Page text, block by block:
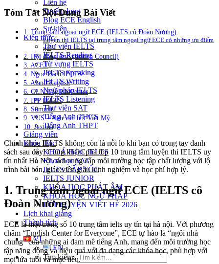
Liên hệ
Tuyển dụng
Blog ECE English
Sự kiện
Kiến thức
Thư viện IELTS
IELTS Reading
Từ vựng IELTS
IELTS Speaking
IELTS Writing
Ngữ pháp IELTS
IELTS Listening
Thư viện SAT
Tiếng Anh THCS
Tiếng Anh THPT
Giảng viên
Khóa Học
KHOÁ HỌC IELTS
Khoá học SAT
IELTS CẤP TỐC
IELTS JUNIOR
KHÓA HỌC PHÁT ÂM
KHOÁ HỌC NGỮ PHÁP
LỚP LUYỆN VIẾT HÈ 2026
Lịch khai giảng
Thành tích
VI
EN
Tìm kiếm:
Tóm Tắt Nội Dung Bài Viết
1. Trung tâm ngoại ngữ ECE (IELTS cô Đoàn Nương)
Luyện thi IELTS tại trung tâm ngoại ngữ ECE có những ưu điểm
gì?
2. Hội đồng Anh (British Council)
3. ACET
4. Ngọc Bách IELTS
5. Aland English
6. GLN English Center
7. IPP IELTS
8. Summit
9. VUS – Anh văn hội Việt Mỹ
10. Jaxtina
Chinh phục IELTS không còn là nỗi lo khi bạn có trong tay danh
sách sau đây! Cùng khám phá top 10 trung tâm luyện thi IELTS uy
tín nhất Hà Nội, nơi cung cấp môi trường học tập chất lượng với lộ
trình bài bản, giáo viên giàu kinh nghiệm và học phí hợp lý.
1. Trung tâm ngoại ngữ ECE (IELTS cô
Đoàn Nương)
ECE là một trong số 10 trung tâm ielts uy tín tại hà nội. Với phương
châm “English Center for Everyone”, ECE tự hào là “ngôi nhà
chung” của những ai đam mê tiếng Anh, mang đến môi trường học
tập năng động và hiệu quả với đa dạng các khóa học, phù hợp với
mọi lứa tuổi và mục tiêu.